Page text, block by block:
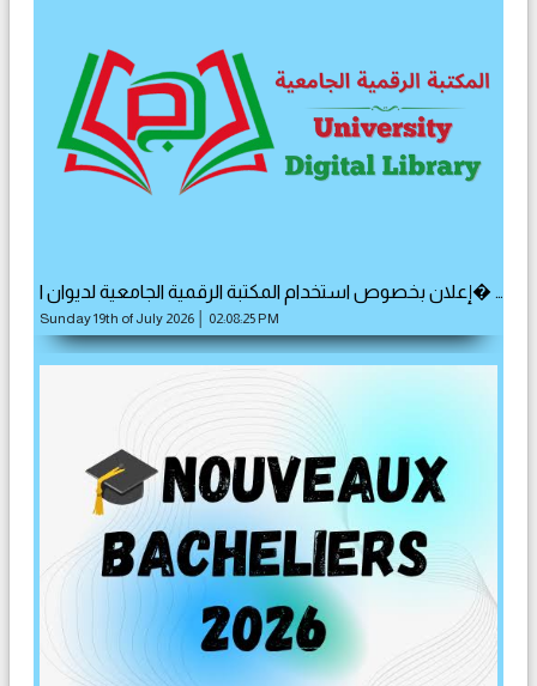
إعلان بخصوص استخدام المكتبة الرقمية الجامعية لديوان ا� …
Sunday 19th of July 2026 │ 02:08:25 PM